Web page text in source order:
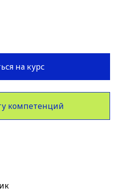
на курс
компетенций